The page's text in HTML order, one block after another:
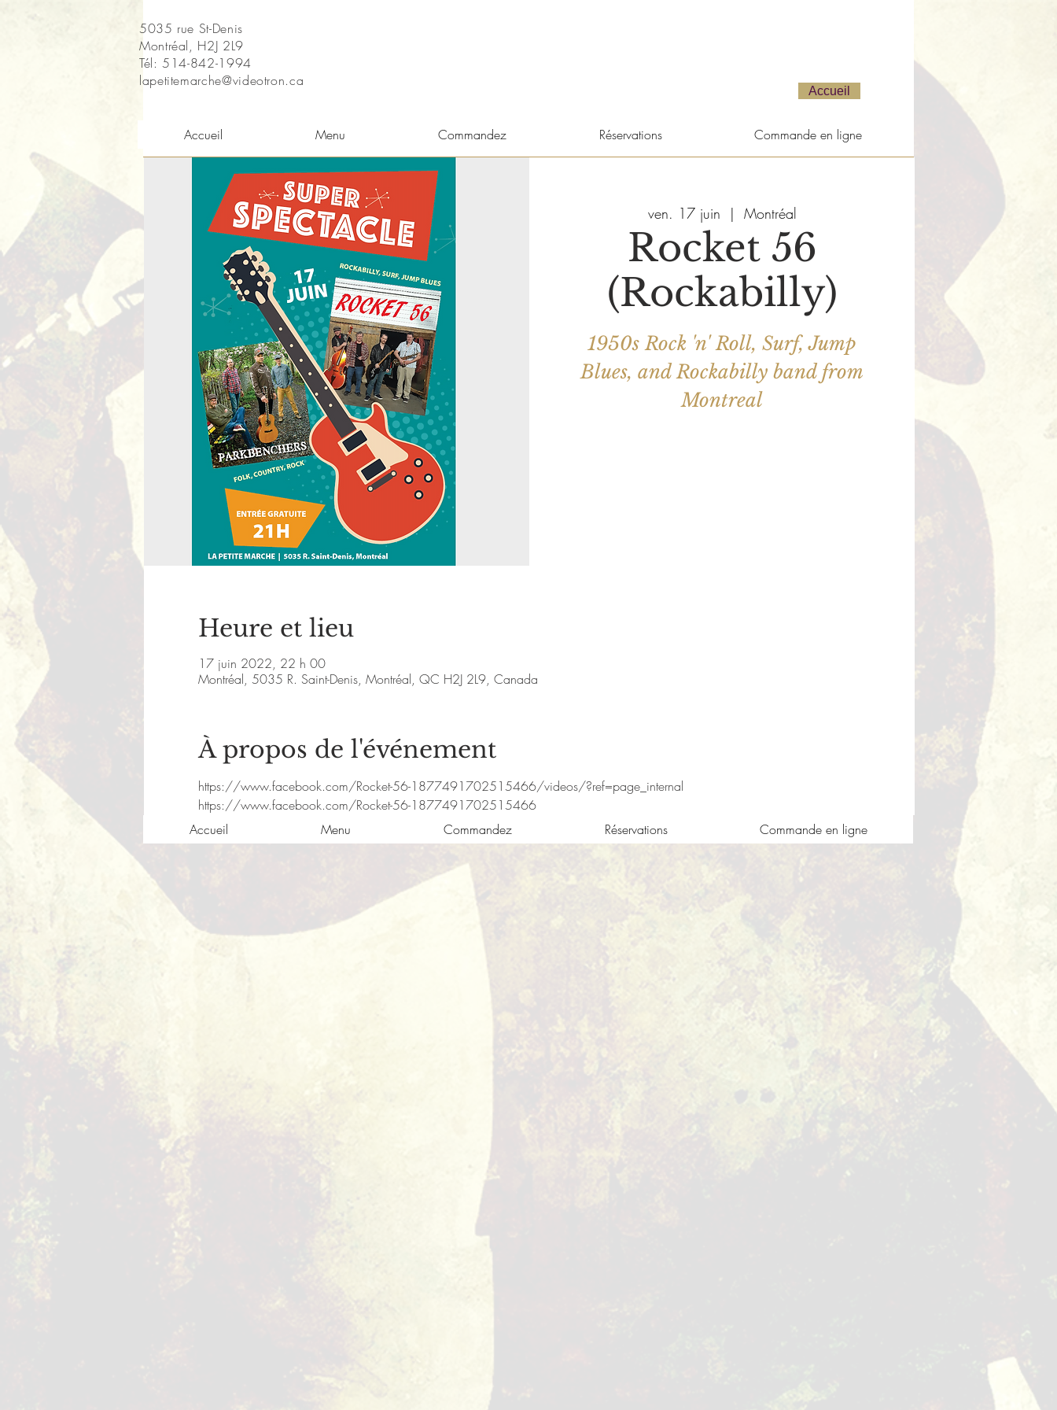
5035 rue St-Denis
Montréal, H2J 2L9
Tél: 514-842-1994
lapetitemarche@videotron.ca
Accueil
Accueil Menu Commandez Réservations Commande en ligne
ven. 17 juin
  |
Montréal
Rocket 56
(Rockabilly)
1950s Rock 'n' Roll, Surf, Jump
Blues, and Rockabilly band from
Heure et lieu
17 juin 2022, 22 h 00
Montréal, 5035 R. Saint-Denis, Montréal, QC H2J 2L9, Canada
À propos de l'événement
https://www.facebook.com/Rocket-56-1877491702515466/videos/?ref=page_internal
https://www.facebook.com/Rocket-56-1877491702515466
Accueil
Menu Commandez Réservations Commande en ligne